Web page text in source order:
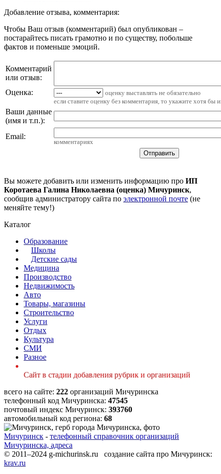
Добавление отзыва, комментария:
Чтобы Ваш отзыв (комментарий) был опубликован –
постарайтесь писать грамотно и по существу, побольше
фактов и поменьше эмоций.
Комментарий
или отзыв:
Оценка:
оценку выставлять не обязательно
если ставите оценку без комментария, то укажите хотя бы
Ваши данные
(имя и т.п.):
Email:
комментариях
Вы можете добавить или изменить информацию про ИП
Коротаева Галина Николаевна (оценка) Мичуринск,
сообщив администратору сайта по электронной почте (не
меняйте тему!)
Каталог
Образование
Школы
Детские сады
Медицина
Производство
Недвижимость
Авто
Товары, магазины
Строительство
Услуги
Отдых
Культура
СМИ
Разное
Сайт в стадии добавления рубрик и организаций
всего на сайте: 222 организаций Мичуринска
телефонный код Мичуринска: 47545
почтовый индекс Мичуринск: 393760
автомобильный код региона: 68
Мичуринск - телефонный справочник организаций
Мичуринска, адреса
© 2011–2024 g-michurinsk.ru создание сайта про Мичуринск:
krav.ru